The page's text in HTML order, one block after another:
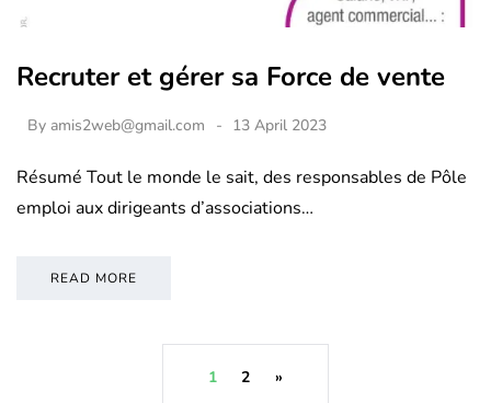
Recruter et gérer sa Force de vente
By amis2web@gmail.com 13 April 2023
Résumé Tout le monde le sait, des responsables de Pôle
emploi aux dirigeants d’associations…
READ MORE
1 2 »